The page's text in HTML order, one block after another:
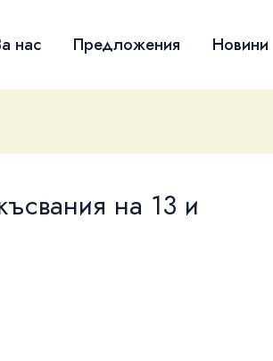
нас Предложения Новини
на 13 и